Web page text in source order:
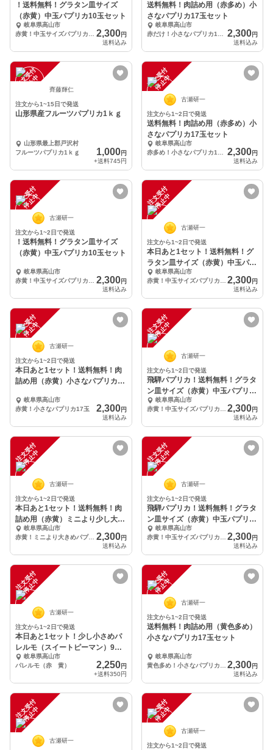
！送料無料！グラタン皿サイズ
（赤黄）中玉パプリカ10玉セット
岐阜県高山市
2,300円
送料込み
送料無料！肉詰め用（赤多め）小
さなパプリカ17玉セット
岐阜県高山市
2,300円
送料込み
注
文
受
付
停
止
中 齊藤輝仁
注文から1~15日で発送
山形県産フルーツパプリカ1ｋｇ
山形県最上郡戸沢村
フルーツパプリカ1ｋｇ
1,000円
+送料745円
注
文
受
付
停
止
中
古瀬研一
注文から1~2日で発送
送料無料！肉詰め用（赤多め）小
さなパプリカ17玉セット
岐阜県高山市
2,300円
送料込み
注
文
受
付
停
止
中
古瀬研一
注文から1~2日で発送
！送料無料！グラタン皿サイズ
（赤黄）中玉パプリカ10玉セット
岐阜県高山市
2,300円
送料込み
注
文
受
付
停
止
中
古瀬研一
注文から1~2日で発送
本日あと1セット！送料無料！グ
ラタン皿サイズ（赤黄）中玉パプ
リカ10玉セット
岐阜県高山市
2,300円
送料込み
注
文
受
付
停
止
中
古瀬研一
注文から1~2日で発送
本日あと1セット！送料無料！肉
詰め用（赤黄）小さなパプリカ17
岐阜県高山市
赤黄！小さなパプリカ17玉
2,300円
送料込み
注
文
受
付
停
止
中
古瀬研一
注文から1~2日で発送
飛騨パプリカ！送料無料！グラタ
ン皿サイズ（赤黄）中玉パプリカ
10玉セット
岐阜県高山市
2,300円
送料込み
注
文
受
付
停
止
中
古瀬研一
注文から1~2日で発送
本日あと1セット！送料無料！肉
詰め用（赤黄）ミニより少し大き
めパプリカ14玉
岐阜県高山市
赤黄！ミニより大きめパプリカ14玉 黄色多め
2,300円
送料込み
注
文
受
付
停
止
中
古瀬研一
注文から1~2日で発送
飛騨パプリカ！送料無料！グラタ
ン皿サイズ（赤黄）中玉パプリカ
10玉セット
岐阜県高山市
2,300円
送料込み
注
文
受
付
停
止
中
古瀬研一
注文から1~2日で発送
本日あと1セット！少し小さめパ
レルモ（スイートピーマン）9
本 送料350円！
岐阜県高山市
パレルモ（赤 黄）
2,250円
+送料350円
注
文
受
付
停
止
中
古瀬研一
注文から1~2日で発送
送料無料！肉詰め用（黄色多め）
小さなパプリカ17玉セット
岐阜県高山市
2,300円
送料込み
注
文
受
付
停
止
中
古瀬研一
注
文
受
付
停
止
中
古瀬研一
注文から1~2日で発送